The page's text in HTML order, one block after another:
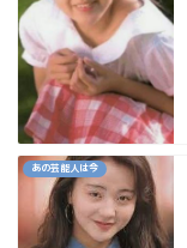
あの芸能人は今